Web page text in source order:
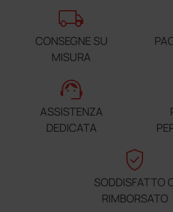
local_shipping
CONSEGNE SU
MISURA
support_agent
ASSISTENZA
DEDICATA
verified_user
SODDISFATTO
RIMBORSATO